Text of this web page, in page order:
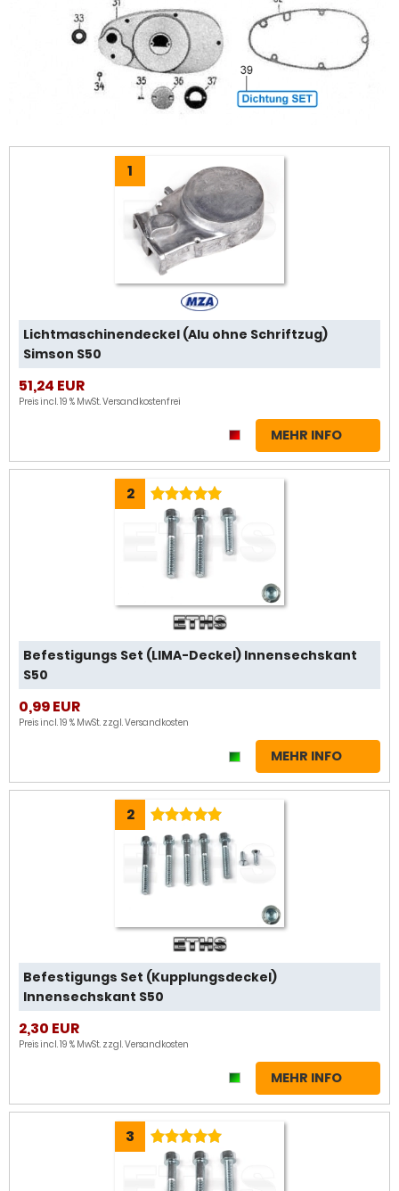
1
Lichtmaschinendeckel (Alu ohne Schriftzug)
Simson S50
51,24 EUR
Preis incl. 19 % MwSt.Versandkostenfrei
MEHR INFO
2
Befestigungs Set (LIMA-Deckel) Innensechskant
S50
0,99 EUR
Preis incl. 19 % MwSt. zzgl.Versandkosten
MEHR INFO
2
Befestigungs Set (Kupplungsdeckel)
Innensechskant S50
2,30 EUR
Preis incl. 19 % MwSt. zzgl.Versandkosten
MEHR INFO
3